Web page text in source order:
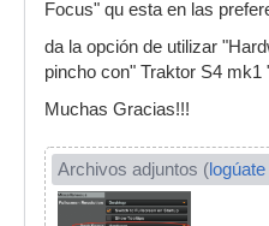
Focus" qu esta en las
da la opción de utilizar
pincho con" Traktor S4
Muchas Gracias!!!
Archivos adjuntos (logúate